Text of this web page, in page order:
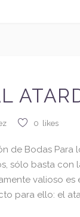
0 likes
de Bodas
sólo basta
valioso
para ello: el